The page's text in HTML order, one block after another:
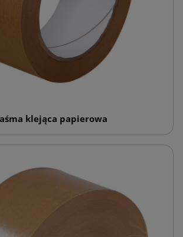
klejąca papierowa